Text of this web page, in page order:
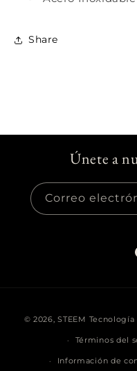
Share
Únete a
Correo
© 2026,STEEM
Términos del
Información de